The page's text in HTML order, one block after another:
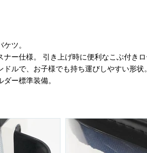
ケツ。
ー仕様。 引き上げ時に便利なこぶ付きロ
ルで、お子様でも持ち運びしやすい形状
ー標準装備。